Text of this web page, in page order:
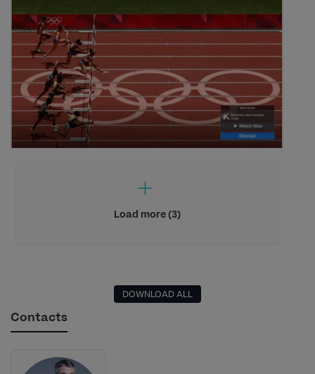
Load more (3)
DOWNLOAD ALL
Contacts